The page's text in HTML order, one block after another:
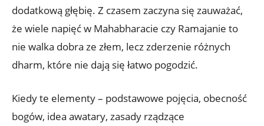
dodatkową głębię. Z czasem zaczyna się zauważać,
że wiele napięć w Mahabharacie czy Ramajanie to
nie walka dobra ze złem, lecz zderzenie różnych
dharm, które nie dają się łatwo pogodzić.
Kiedy te elementy – podstawowe pojęcia, obecność
bogów, idea awatary, zasady rządzące